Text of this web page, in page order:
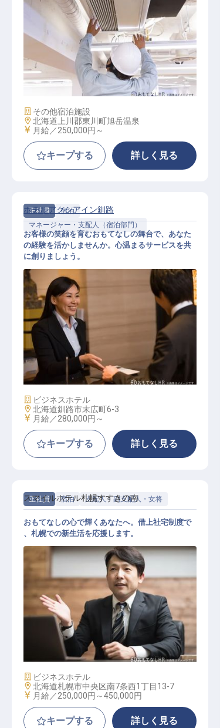
施設・設備管理
施設業態
その他宿泊施設
勤務地
北海道上川郡東川町旭岳温泉
給与
月給／250,000円～
キープする 詳しく見る
正社員
宿泊
マネージャー・支配人（宿泊部門）
フロントマネージャー
ホテルアクシアイン釧路
お客様の笑顔を育むおもてなしの舞台で、あなた
の経験を活かしませんか。心温まるサービスを共
に創りましょう。
施設業態
ビジネスホテル
勤務地
北海道釧路市末広町6-3
給与
月給／280,000円～
キープする 詳しく見る
正社員 宿泊 支配人・副支配人・女将
ホテル副支配人・マネージャー候補
スマイルホテル札幌すすきの南
おもてなしの心で輝くあなたへ。借上社宅制度で
、札幌での新生活を応援します。
施設業態
ビジネスホテル
勤務地
北海道札幌市中央区南7条西1丁目13-7
給与
月給／250,000円～450,000円
キープする 詳しく見る